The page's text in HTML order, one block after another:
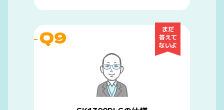
まだ
答えて
ないよ
Q9